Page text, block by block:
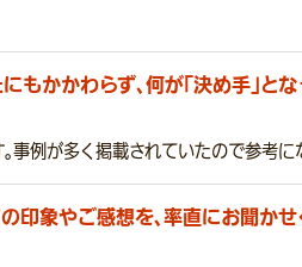
かかわらず、何が「決め手」と
事例が多く掲載されていたので参考に
印象やご感想を、率直にお聞かせ